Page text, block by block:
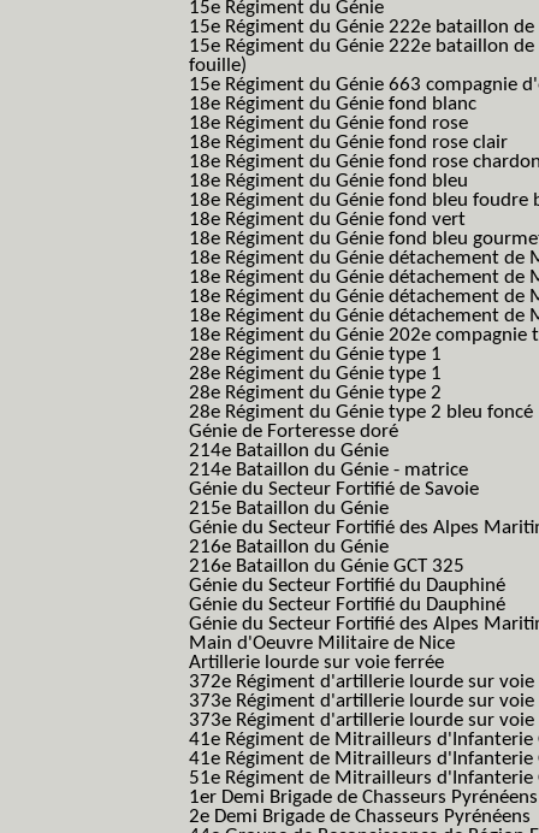
15e Régiment du Génie
15e Régiment du Génie 222e bataillon
15e Régiment du Génie 222e bataillon
fouille)
15e Régiment du Génie 663 compagnie
18e Régiment du Génie fond blanc
18e Régiment du Génie fond rose
18e Régiment du Génie fond rose clair
18e Régiment du Génie fond rose
18e Régiment du Génie fond bleu
18e Régiment du Génie fond bleu foudre
18e Régiment du Génie fond vert
18e Régiment du Génie fond bleu
18e Régiment du Génie détachement de
18e Régiment du Génie détachement de
18e Régiment du Génie détachement de
18e Régiment du Génie détachement de
18e Régiment du Génie 202e compagnie
28e Régiment du Génie type 1
28e Régiment du Génie type 1
28e Régiment du Génie type 2
28e Régiment du Génie type 2 bleu foncé
Génie de Forteresse doré
214e Bataillon du Génie
214e Bataillon du Génie - matrice
Génie du Secteur Fortifié de Savoie
215e Bataillon du Génie
Génie du Secteur Fortifié des Alpes
216e Bataillon du Génie
216e Bataillon du Génie GCT 325
Génie du Secteur Fortifié du Dauphiné
Génie du Secteur Fortifié du Dauphiné
Génie du Secteur Fortifié des Alpes
Main d'Oeuvre Militaire de Nice
Artillerie lourde sur voie ferrée
372e Régiment d'artillerie lourde sur voie
373e Régiment d'artillerie lourde sur voie
373e Régiment d'artillerie lourde sur
41e Régiment de Mitrailleurs d'Infanterie
41e Régiment de Mitrailleurs d'Infanterie
51e Régiment de Mitrailleurs d'Infanterie
1er Demi Brigade de Chasseurs Pyrénéens
2e Demi Brigade de Chasseurs Pyrénéens